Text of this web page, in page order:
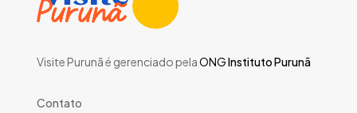
Visite Purunã é gerenciado pelaONGInstituto Purunã
Contato